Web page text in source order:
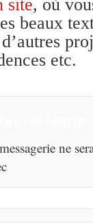
site, où
beaux
etc.
ne